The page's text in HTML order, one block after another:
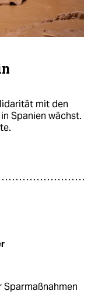
mit den
Spanien wächst.